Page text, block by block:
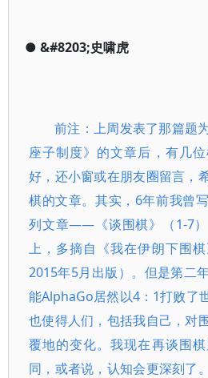
● &#8203;史啸虎
前注：上周发表了那篇题
座子制度》的文章后，有几
好，还小窗或在朋友圈留言，
棋的文章。其实，6年前我曾
列文章——《谈围棋》（1-7）
上，多摘自《我在伊朗下围
2015年5月出版）。但是第二
能AlphaGo居然以4：1打败了
也使得人们，包括我自己，对
覆地的变化。我现在再谈围
同，或者说，认知会更深刻了